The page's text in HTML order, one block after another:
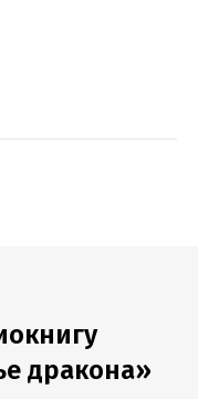
дракона»